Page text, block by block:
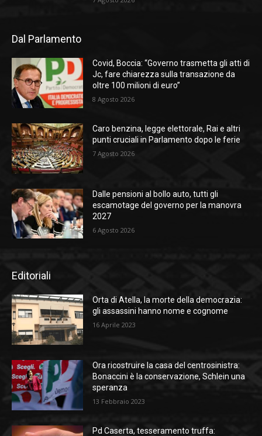
Dal Parlamento
Covid, Boccia: “Governo trasmetta gli atti di
Jc, fare chiarezza sulla transazione da
oltre 100 milioni di euro”
8 Agosto 2026
Caro benzina, legge elettorale, Rai e altri
punti cruciali in Parlamento dopo le ferie
7 Agosto 2026
Dalle pensioni al bollo auto, tutti gli
escamotage del governo per la manovra
2027
6 Agosto 2026
Editoriali
Orta di Atella, la morte della democrazia:
gli assassini hanno nome e cognome
16 Aprile 2023
Ora ricostruire la casa del centrosinistra:
Bonaccini è la conservazione, Schlein una
speranza
13 Febbraio 2023
Pd Caserta, tesseramento truffa: